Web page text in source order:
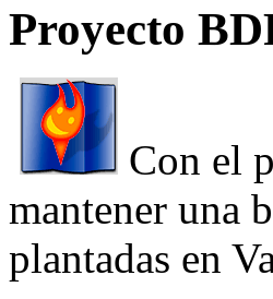
Proyecto
Con el
mantener una
plantadas en